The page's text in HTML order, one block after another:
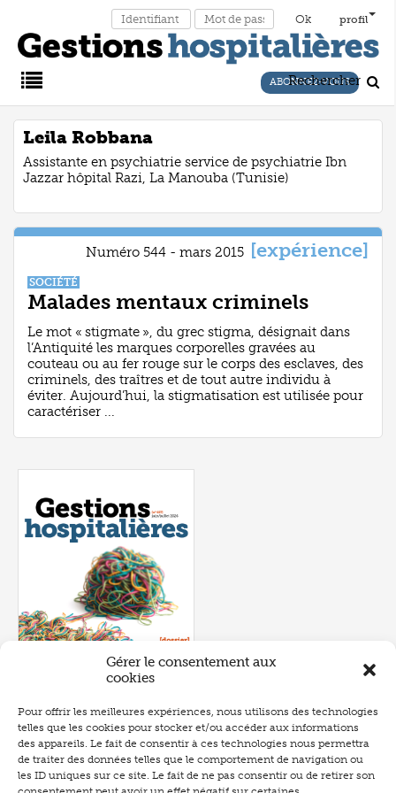
Gérer le consentement aux
cookies
Pour offrir les meilleures expériences, nous utilisons des technologies
telles que les cookies pour stocker et/ou accéder aux informations
des appareils. Le fait de consentir à ces technologies nous permettra
de traiter des données telles que le comportement de navigation ou
les ID uniques sur ce site. Le fait de ne pas consentir ou de retirer son
profil
Main
Menu
ABONNEZ-VOUS
Rechercher
Leila Robbana
Assistante en psychiatrie service de psychiatrie Ibn
Jazzar hôpital Razi, La Manouba (Tunisie)
Numéro 544 - mars 2015 [expérience]
SOCIÉTÉ
Malades mentaux criminels
Le mot « stigmate », du grec stigma, désignait dans
l’Antiquité les marques corporelles gravées au
couteau ou au fer rouge sur le corps des esclaves, des
criminels, des traîtres et de tout autre individu à
éviter. Aujourd’hui, la stigmatisation est utilisée pour
caractériser ...
Numéro 657- juin 2026